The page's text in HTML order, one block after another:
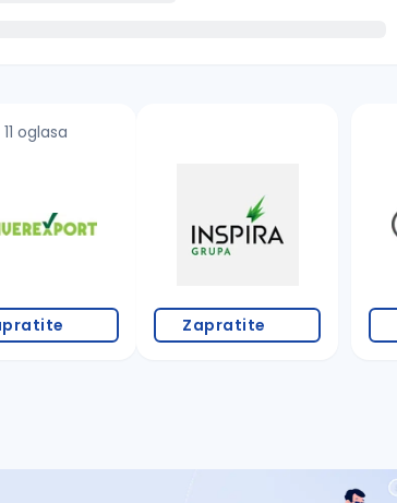
11 oglasa
Zapratite